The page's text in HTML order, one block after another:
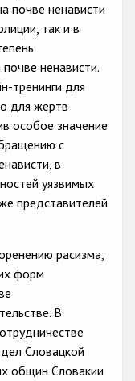
общества
почве ненависти
так и в
ненависти.
тренинги для
для жертв
особое значение
с
в
уязвимых
представителей
расизма,
форм
В
Словацкой
общин Словакии